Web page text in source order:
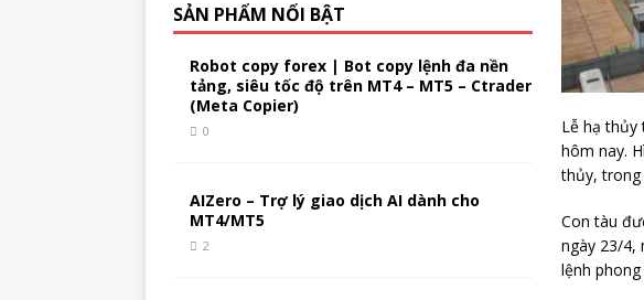
Lễ hạ thủy
hôm nay.
thủy, trong
Con tàu
ngày 23/4,
lệnh
SẢN PHẨM NỔI BẬT
Robot copy forex | Bot copy lệnh đa nền
tảng, siêu tốc độ trên MT4 – MT5 – Ctrader
(Meta Copier)
0
AIZero – Trợ lý giao dịch AI dành cho
MT4/MT5
2